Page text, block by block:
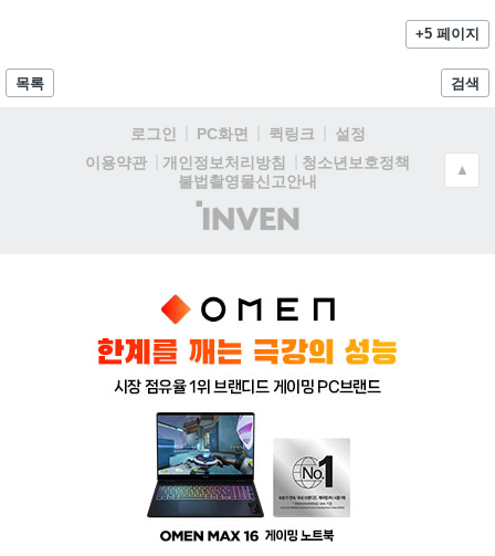
+5 페이지
목록 검색
로그인 PC화면 퀵링크
설정
이용약관
개인정보처리방침
청소년보호정책
불법촬영물신고안내
(주)
인
▲